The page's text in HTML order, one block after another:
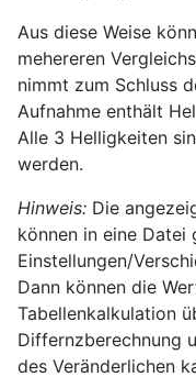
Aus diese Weise
mehereren
nimmt zum Schluss
Aufnahme enthält
Alle 3 Helligkeiten
werden.
Hinweis: Die
können in eine Datei
Einstellungen/
Dann können die
Tabellenkalkulation
Differnzberechnung
des Veränderlichen